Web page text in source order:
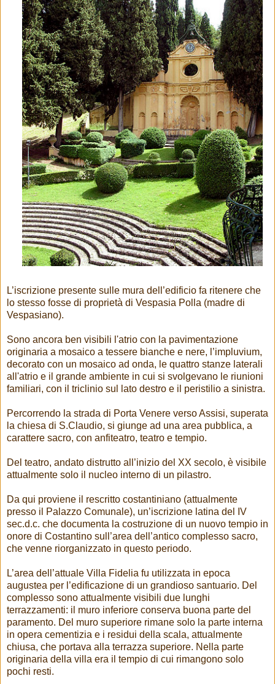
L’iscrizione presente sulle mura dell’edificio fa ritenere che
lo stesso fosse di proprietà di Vespasia Polla (madre di
Vespasiano).
Sono ancora ben visibili l'atrio con la pavimentazione
originaria a mosaico a tessere bianche e nere, l’impluvium,
decorato con un mosaico ad onda, le quattro stanze laterali
all'atrio e il grande ambiente in cui si svolgevano le riunioni
familiari, con il triclinio sul lato destro e il peristilio a sinistra.
Percorrendo la strada di Porta Venere verso Assisi, superata
la chiesa di S.Claudio, si giunge ad una area pubblica, a
carattere sacro, con anfiteatro, teatro e tempio.
Del teatro, andato distrutto all’inizio del XX secolo, è visibile
attualmente solo il nucleo interno di un pilastro.
Da qui proviene il rescritto costantiniano (attualmente
presso il Palazzo Comunale), un’iscrizione latina del IV
sec.d.c. che documenta la costruzione di un nuovo tempio in
onore di Costantino sull’area dell’antico complesso sacro,
che venne riorganizzato in questo periodo.
L’area dell’attuale Villa Fidelia fu utilizzata in epoca
augustea per l’edificazione di un grandioso santuario. Del
complesso sono attualmente visibili due lunghi
terrazzamenti: il muro inferiore conserva buona parte del
paramento. Del muro superiore rimane solo la parte interna
in opera cementizia e i residui della scala, attualmente
chiusa, che portava alla terrazza superiore. Nella parte
originaria della villa era il tempio di cui rimangono solo
pochi resti.